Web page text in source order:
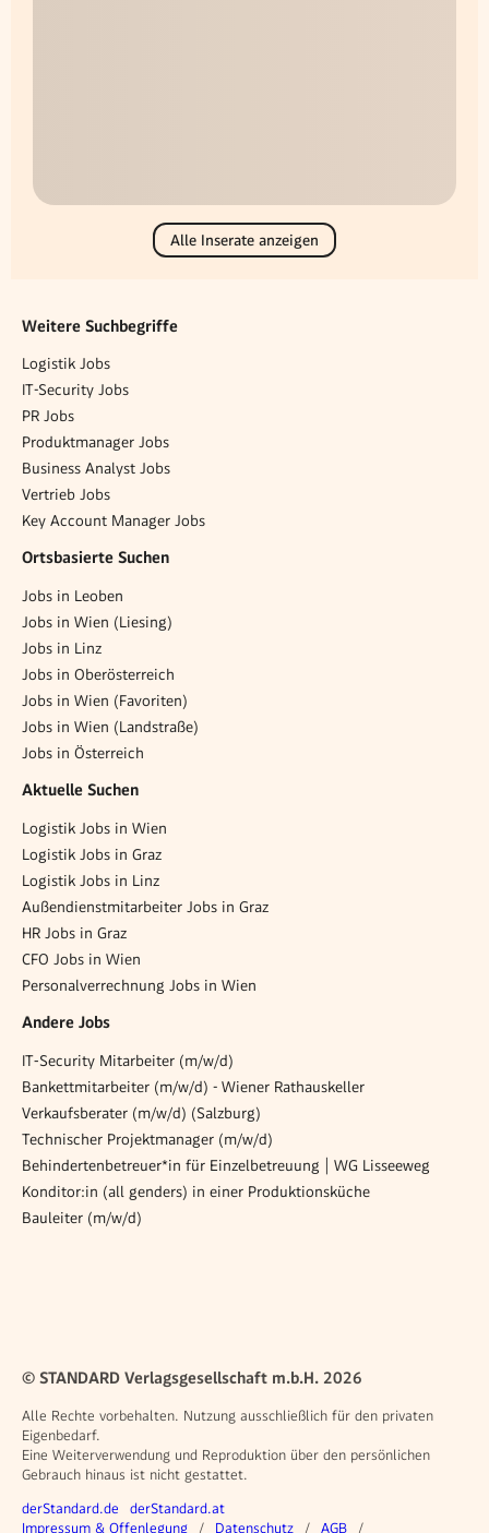
Alle Inserate anzeigen
Weitere Suchbegriffe
Logistik Jobs
IT-Security Jobs
PR Jobs
Produktmanager Jobs
Business Analyst Jobs
Vertrieb Jobs
Key Account Manager Jobs
Ortsbasierte Suchen
Jobs in Leoben
Jobs in Wien (Liesing)
Jobs in Linz
Jobs in Oberösterreich
Jobs in Wien (Favoriten)
Jobs in Wien (Landstraße)
Jobs in Österreich
Aktuelle Suchen
Logistik Jobs in Wien
Logistik Jobs in Graz
Logistik Jobs in Linz
Außendienstmitarbeiter Jobs in Graz
HR Jobs in Graz
CFO Jobs in Wien
Personalverrechnung Jobs in Wien
Andere Jobs
IT‑Security Mitarbeiter (m/w/d)
Bankettmitarbeiter (m/w/d) - Wiener Rathauskeller
Verkaufsberater (m/w/d) (Salzburg)
Technischer Projektmanager (m/w/d)
Behindertenbetreuer*in für Einzelbetreuung | WG Lisseeweg
Konditor:in (all genders) in einer Produktionsküche
Bauleiter (m/w/d)
© STANDARD Verlagsgesellschaft m.b.H. 2026
Alle Rechte vorbehalten. Nutzung ausschließlich für den privaten
Eigenbedarf.
Eine Weiterverwendung und Reproduktion über den persönlichen
Gebrauch hinaus ist nicht gestattet.
Weitere Angebote
derStandard.de derStandard.at
Rechtliches
Impressum & Offenlegung Datenschutz AGB